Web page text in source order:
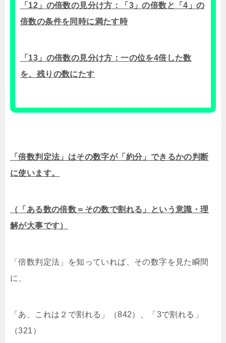
「12」の倍数の見分け方：「3」の倍数と「4」の
倍数の条件を同時に満たす時
「13」の倍数の見分け方：一の位を4倍した数
を、残り の数にたす
「倍数判定法」はその数字が「約分」できるかの判断
に使います。
（「ある数の倍数＝その数で割れる」という意識・理
解が大事です）
「倍数判定法」を知っていれば、その数字を見た瞬間
に、
「あ、これは２で割れる」（842）、「3で割れる」
（321）